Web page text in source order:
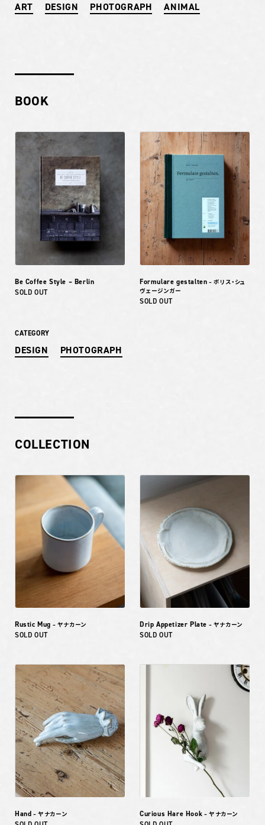
ART DESIGN PHOTOGRAPH ANIMAL
BOOK
Be Coffee Style – Berlin
SOLD OUT
Formulare gestalten – ボリス・シュ
ヴェージンガー
SOLD OUT
CATEGORY
DESIGN PHOTOGRAPH
COLLECTION
Rustic Mug – ヤナカーン
SOLD OUT
Drip Appetizer Plate – ヤナカーン
SOLD OUT
Hand – ヤナカーン Curious Hare Hook – ヤナカーン